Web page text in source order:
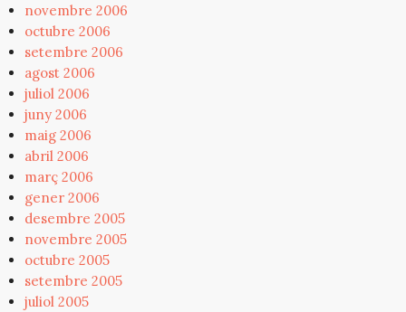
novembre 2006
octubre 2006
setembre 2006
agost 2006
juliol 2006
juny 2006
maig 2006
abril 2006
març 2006
gener 2006
desembre 2005
novembre 2005
octubre 2005
setembre 2005
juliol 2005